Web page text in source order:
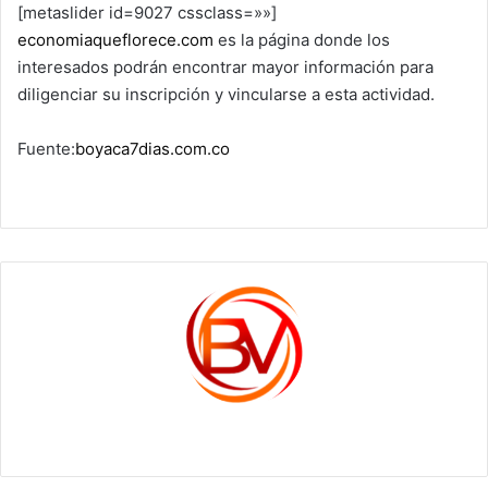
[metaslider id=9027 cssclass=»»]
economiaqueflorece.com es la página donde los
interesados podrán encontrar mayor información para
diligenciar su inscripción y vincularse a esta actividad.
Fuente:boyaca7dias.com.co